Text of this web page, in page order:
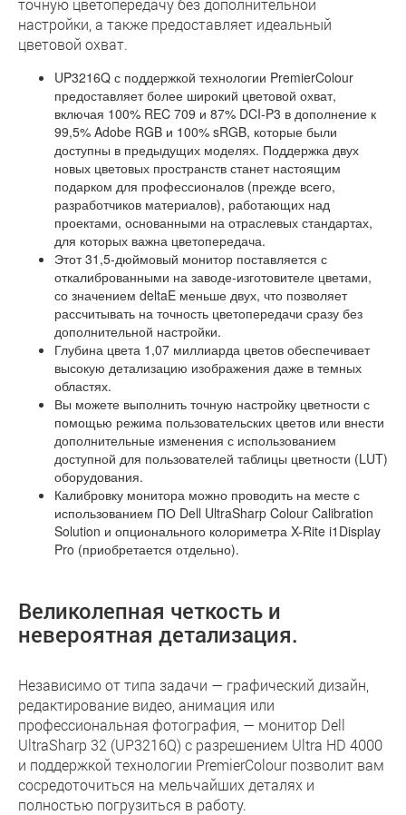
точную цветопередачу без дополнительной
настройки, а также предоставляет идеальный
цветовой охват.
UP3216Q с поддержкой технологии PremierColour
предоставляет более широкий цветовой охват,
включая 100% REC 709 и 87% DCI-P3 в дополнение к
99,5% Adobe RGB и 100% sRGB, которые были
доступны в предыдущих моделях. Поддержка двух
новых цветовых пространств станет настоящим
подарком для профессионалов (прежде всего,
разработчиков материалов), работающих над
проектами, основанными на отраслевых стандартах,
для которых важна цветопередача.
Этот 31,5-дюймовый монитор поставляется с
откалиброванными на заводе-изготовителе цветами,
со значением deltaE меньше двух, что позволяет
рассчитывать на точность цветопередачи сразу без
дополнительной настройки.
Глубина цвета 1,07 миллиарда цветов обеспечивает
высокую детализацию изображения даже в темных
областях.
Вы можете выполнить точную настройку цветности с
помощью режима пользовательских цветов или внести
дополнительные изменения с использованием
доступной для пользователей таблицы цветности (LUT)
оборудования.
Калибровку монитора можно проводить на месте с
использованием ПО Dell UltraSharp Colour Calibration
Solution и опционального колориметра X-Rite i1Display
Pro (приобретается отдельно).
Великолепная четкость и
невероятная детализация.
Независимо от типа задачи — графический дизайн,
редактирование видео, анимация или
профессиональная фотография, — монитор Dell
UltraSharp 32 (UP3216Q) с разрешением Ultra HD 4000
и поддержкой технологии PremierColour позволит вам
сосредоточиться на мельчайших деталях и
полностью погрузиться в работу.